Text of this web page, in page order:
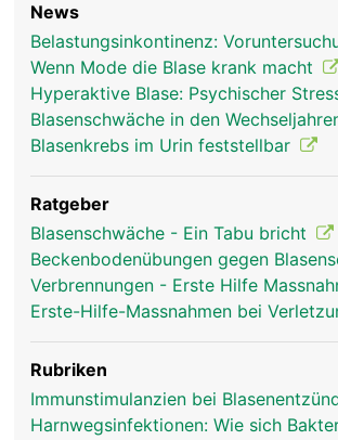
News
Belastungsinkontinenz:
Wenn Mode die Blase krank macht
Hyperaktive Blase: Psychischer
Blasenschwäche in den
Blasenkrebs im Urin feststellbar
Ratgeber
Blasenschwäche - Ein Tabu bricht
Beckenbodenübungen gegen
Verbrennungen - Erste Hilfe
Erste-Hilfe-Massnahmen bei
Rubriken
Immunstimulanzien bei
Harnwegsinfektionen: Wie sich